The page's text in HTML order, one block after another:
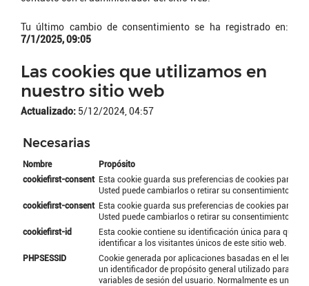
Tu último cambio de consentimiento se ha registrado en:
7/1/2025, 09:05
Las cookies que utilizamos en
nuestro sitio web
Actualizado: 5/12/2024, 04:57
Necesarias
Nombre
Propósito
cookiefirst-consent Esta cookie guarda sus preferencias de cookies para
Usted puede cambiarlos o retirar su consentimiento
cookiefirst-consent Esta cookie guarda sus preferencias de cookies para
Usted puede cambiarlos o retirar su consentimiento
cookiefirst-id
Esta cookie contiene su identificación única para que
identificar a los visitantes únicos de este sitio web.
PHPSESSID
Cookie generada por aplicaciones basadas en el
un identificador de propósito general utilizado para
variables de sesión del usuario. Normalmente es un